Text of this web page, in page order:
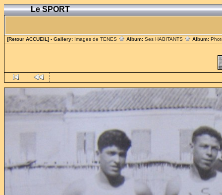
Le SPORT
[Retour ACCUEIL] - Gallery: Images de TENES Album: Ses HABITANTS Album: